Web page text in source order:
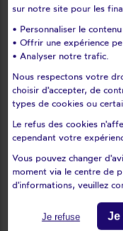
Levaré
Livet
Loigné-sur-mayenne
Longuefuye
Louverné
L'huisserie
Maisoncelles-du-
Marigné-peuton
Mayenne
Ménil
Meslay-du-maine
Montaudin
sur notre site pour les
• Personnaliser le
• Offrir une expérience
• Analyser notre trafic.
Nous respectons votre
choisir d'accepter, de
types de cookies ou
Le refus des cookies
cependant votre
Vous pouvez changer
moment via le centre de
d'informations, veuillez
Je refuse Je